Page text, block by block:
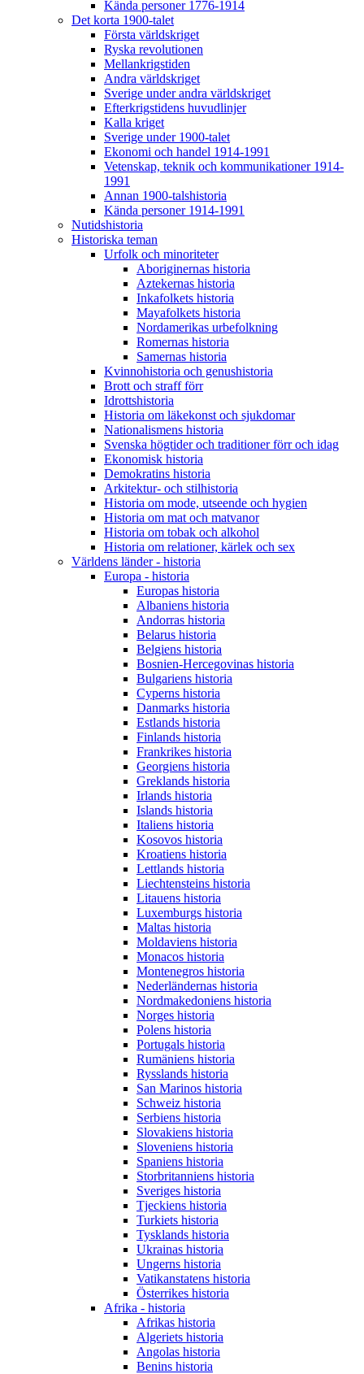
Kända personer 1776-1914
Det korta 1900-talet
Första världskriget
Ryska revolutionen
Mellankrigstiden
Andra världskriget
Sverige under andra världskriget
Efterkrigstidens huvudlinjer
Kalla kriget
Sverige under 1900-talet
Ekonomi och handel 1914-1991
Vetenskap, teknik och kommunikationer 1914-
1991
Annan 1900-talshistoria
Kända personer 1914-1991
Nutidshistoria
Historiska teman
Urfolk och minoriteter
Aboriginernas historia
Aztekernas historia
Inkafolkets historia
Mayafolkets historia
Nordamerikas urbefolkning
Romernas historia
Samernas historia
Kvinnohistoria och genushistoria
Brott och straff förr
Idrottshistoria
Historia om läkekonst och sjukdomar
Nationalismens historia
Svenska högtider och traditioner förr och idag
Ekonomisk historia
Demokratins historia
Arkitektur- och stilhistoria
Historia om mode, utseende och hygien
Historia om mat och matvanor
Historia om tobak och alkohol
Historia om relationer, kärlek och sex
Världens länder - historia
Europa - historia
Europas historia
Albaniens historia
Andorras historia
Belarus historia
Belgiens historia
Bosnien-Hercegovinas historia
Bulgariens historia
Cyperns historia
Danmarks historia
Estlands historia
Finlands historia
Frankrikes historia
Georgiens historia
Greklands historia
Irlands historia
Islands historia
Italiens historia
Kosovos historia
Kroatiens historia
Lettlands historia
Liechtensteins historia
Litauens historia
Luxemburgs historia
Maltas historia
Moldaviens historia
Monacos historia
Montenegros historia
Nederländernas historia
Nordmakedoniens historia
Norges historia
Polens historia
Portugals historia
Rumäniens historia
Rysslands historia
San Marinos historia
Schweiz historia
Serbiens historia
Slovakiens historia
Sloveniens historia
Spaniens historia
Storbritanniens historia
Sveriges historia
Tjeckiens historia
Turkiets historia
Tysklands historia
Ukrainas historia
Ungerns historia
Vatikanstatens historia
Österrikes historia
Afrika - historia
Afrikas historia
Algeriets historia
Angolas historia
Benins historia